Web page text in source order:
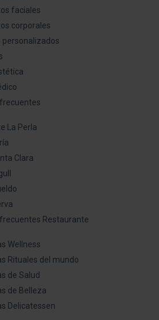
faciales
corporales
personalizados
La Perla
Clara
Restaurante
Wellness
Rituales del mundo
de Salud
de Belleza
Delicatessen